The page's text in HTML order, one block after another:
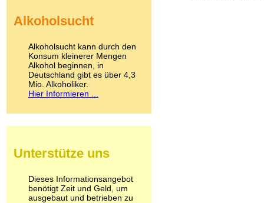
Kokain
LSD
Marihuana
Medikamente
Meskalin
Metamphetamin
Methadon
Pilze
Psychopharmaka
Schlafmittel
Schmerzmittel
Alkoholsucht
Alkoholsucht kann durch den
Konsum kleinerer Mengen
Alkohol beginnen, in
Deutschland gibt es über 4,3
Mio. Alkoholiker.
Hier Informieren ...
Unterstütze uns
Dieses Informationsangebot
benötigt Zeit und Geld, um
ausgebaut und betrieben zu